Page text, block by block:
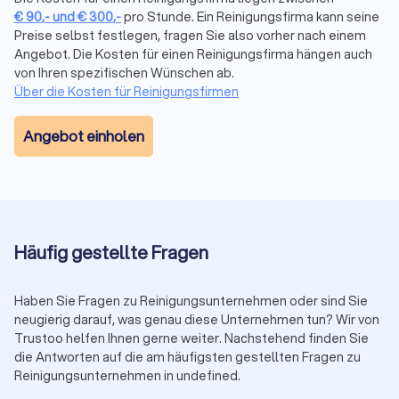
anzufordern. Durch die Einholung mehrerer Angebote
erhalten Sie transparente Informationen über die Kosten und
können den Reinigungsdienst auswählen, der Ihren
Bedürfnissen und Ihrem Budget am besten entspricht.
Was bietet eine Reinigungsfirma an?
Reinigungsfirmen bieten eine breite Palette von
Fensterreinigung und Spezialreinigungen. Professionelle
auch für Unternehmen maßgeschneiderte Lösungen
anbieten.
Wie viele Quadratmeter schafft eine
€90,-und€300,-pro Stunde. Ein Reinigungsfirma kann seine
Preise selbst festlegen, fragen Sie also vorher nach einem
Angebot. Die Kosten für einen Reinigungsfirma hängen auch
von Ihren spezifischen Wünschen ab.
Über die Kosten für Reinigungsfirmen
Angebot einholen
Häufig gestellte Fragen
Haben Sie Fragen zu Reinigungsunternehmen oder sind Sie
neugierig darauf, was genau diese Unternehmen tun? Wir von
Trustoo helfen Ihnen gerne weiter. Nachstehend finden Sie
die Antworten auf die am häufigsten gestellten Fragen zu
Reinigungsunternehmen in undefined.